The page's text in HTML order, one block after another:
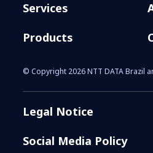
Services
Products
© Copyright 2026 NTT DATA Brazil
Legal Notice
Social Media Policy